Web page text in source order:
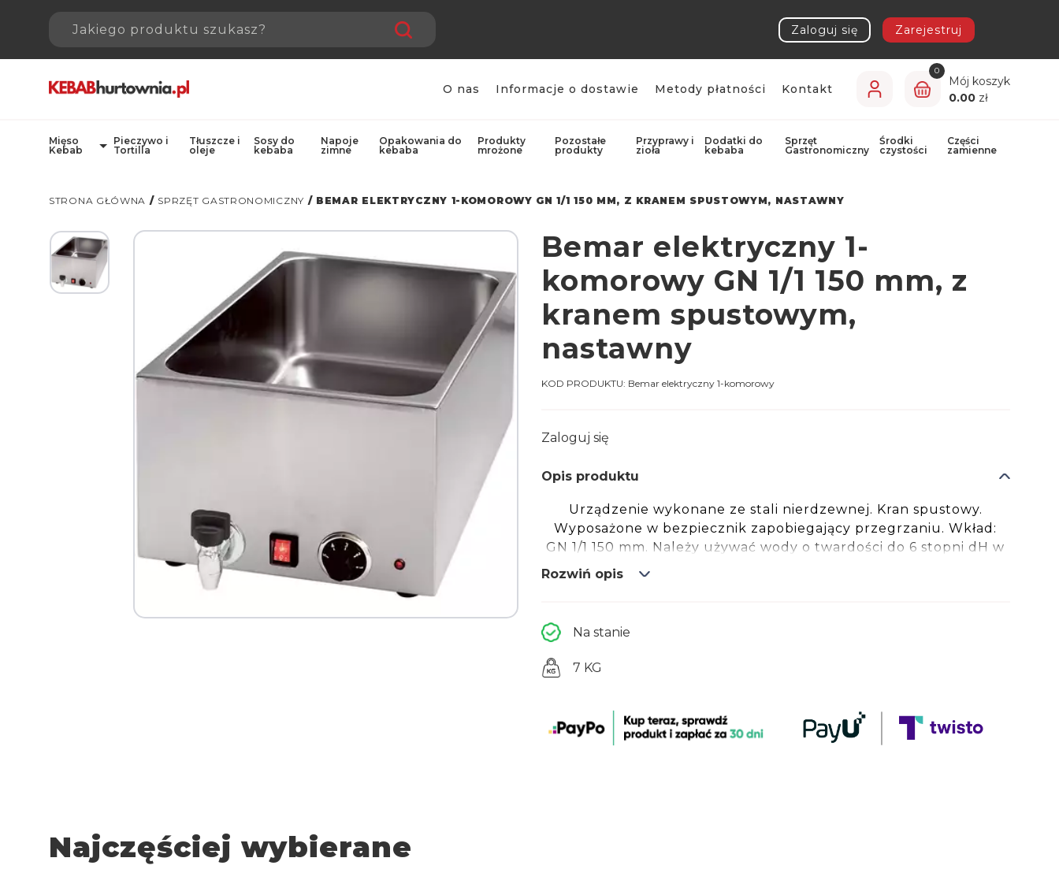
Zaloguj się Zarejestruj
O nas Informacje o dostawie Metody płatności Kontakt
0
Mój koszyk
0.00 zł
Mięso
Kebab
Pieczywo i
Tortilla
Tłuszcze i
oleje
Sosy do
kebaba
Napoje
zimne
Opakowania do
kebaba
Produkty
mrożone
Pozostałe
produkty
Przyprawy i
zioła
Dodatki do
kebaba
Sprzęt
Gastronomiczny
Środki
czystości
Części
zamienne
STRONA GŁÓWNA / SPRZĘT GASTRONOMICZNY / BEMAR ELEKTRYCZNY 1-KOMOROWY GN 1/1 150 MM, Z KRANEM SPUSTOWYM, NASTAWNY
Bemar elektryczny 1-
komorowy GN 1/1 150 mm, z
kranem spustowym,
nastawny
KOD PRODUKTU: Bemar elektryczny 1-komorowy
Zaloguj się
Opis produktu
Urządzenie wykonane ze stali nierdzewnej. Kran spustowy.
Wyposażone w bezpiecznik zapobiegający przegrzaniu. Wkład:
GN 1/1 150 mm. Należy używać wody o twardości do 6 stopni dH w
skali niemieckiej, twardsza woda powoduje osadzanie kamienia na
grzałkach, co może spowodować uszkodzenie i utratę gwarancji.
CZAS RELIZACJI ZAMÓWIENIA 14
Rozwiń opis
Na stanie
7 KG
Najczęściej wybierane